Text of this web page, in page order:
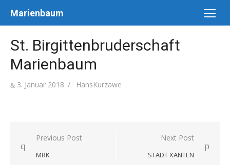
Marienbaum
St. Birgittenbruderschaft
Marienbaum
Posted
3. Januar 2018 Author
HansKurzawe
Beitragsnavigation
Previous Post
MRK
Next Post
STADT XANTEN